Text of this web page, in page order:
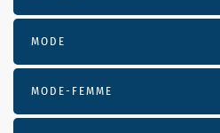
MODE
MODE-FEMME